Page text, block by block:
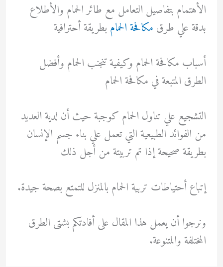
الأهتمام بتفاصيل التعامل مع طائر الحمام والأطلاع
بدقة علي طرق مكافحة الحمام بطريقة أحترافية
أسباب مكافحة الحمام وكيفية تنجنب الحمام وأفضل
الطرق المتبعة في مكافحة الحمام
التشجيع علي تناول الحمام كوجبة حيث أن لدية العديد
من الفوائد الطبيعية التي تعمل علي بناء جسم الإنسان
بطريقة صحيحة إذا تم تربيتة من أجل ذلك
إتباع أحتياطات تربية الحمام بالمنزل للتمتع بصحة جيدة.
ونرجوا أن يعمل هذا المقال على أفادتكم بشتى الطرق
المختلفة والمتنوعة.